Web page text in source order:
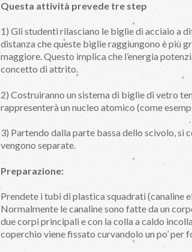
Questa attività prevede tre step
1) Gli studenti rilasciano le biglie di acciaio a
distanza che queste biglie raggiungono è più
maggiore. Questo implica che l’energia
concetto di attrito.
2) Costruiranno un sistema di biglie di vetro
rappresenterà un nucleo atomico (come
3) Partendo dalla parte bassa dello scivolo, si
vengono separate.
Preparazione:
Prendete i tubi di plastica squadrati (canaline
Normalmente le canaline sono fatte da un
due corpi principali e con la colla a caldo
coperchio viene fissato curvandolo un po’ per